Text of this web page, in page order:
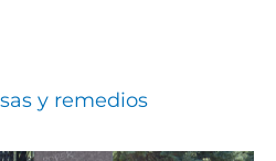
y remedios